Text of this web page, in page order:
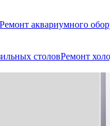
Ремонт аквариумного
столовРемонт